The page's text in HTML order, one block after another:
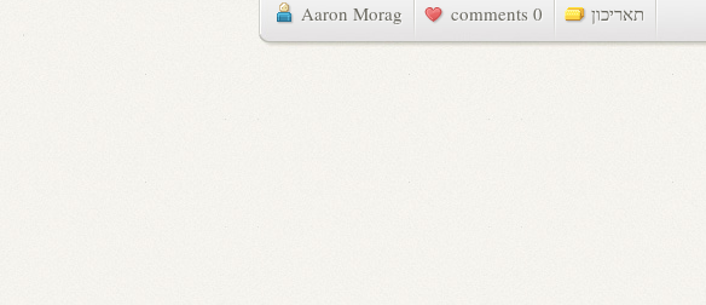
Aaron Morag 0 comments תאריכון